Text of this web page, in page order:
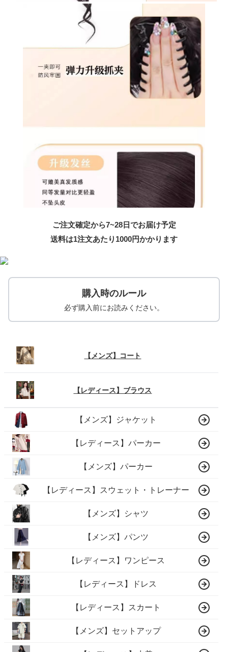
ご注文確定から7~28日でお届け予定
送料は1注文あたり 1000円かかります
購入時のルール
必ず購入前にお読みください。
【メンズ】コート
【レディース】ブラウス
【メンズ】ジャケット
【レディース】パーカー
【メンズ】パーカー
【レディース】スウェット・トレーナー
【メンズ】シャツ
【メンズ】パンツ
【レディース】ワンピース
【レディース】ドレス
【レディース】スカート
【メンズ】セットアップ